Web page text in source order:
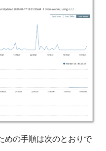
めの手順は次のとおりで